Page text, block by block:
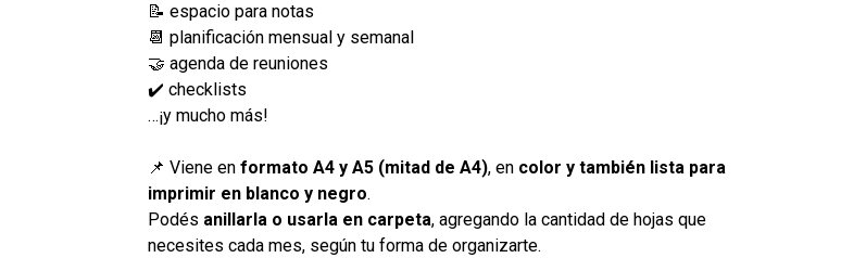
📝 espacio para notas
📆 planificación mensual y semanal
🤝 agenda de reuniones
✔️ checklists
…¡y mucho más!
📌 Viene en formato A4 y A5 (mitad de A4), en color y también lista para
imprimir en blanco y negro.
Podés anillarla o usarla en carpeta, agregando la cantidad de hojas que
necesites cada mes, según tu forma de organizarte.